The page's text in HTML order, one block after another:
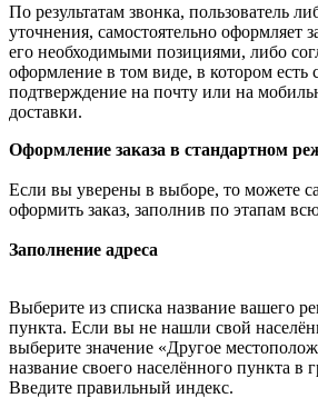
По результатам звонка, пользователь
уточнения, самостоятельно оформляет
его необходимыми позициями, либо
оформление в том виде, в котором есть
подтверждение на почту или на
доставки.
Оформление заказа в стандартном
Если вы уверены в выборе, то можете
оформить заказ, заполнив по этапам
Заполнение адреса
Выберите из списка название вашего
пункта. Если вы не нашли свой
выберите значение «Другое
название своего населённого пункта в
Введите правильный индекс.